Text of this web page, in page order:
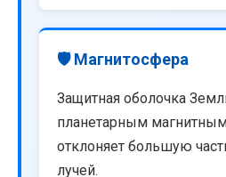
🛡️ Магнитосфера
Защитная оболочка
планетарным
отклоняет большую
лучей.